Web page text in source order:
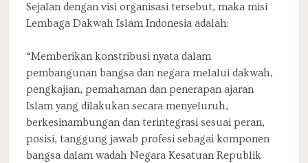
Sejalan dengan visi organisasi tersebut, maka misi
Lembaga Dakwah Islam Indonesia adalah:
“Memberikan konstribusi nyata dalam
pembangunan bangsa dan negara melalui dakwah,
pengkajian, pemahaman dan penerapan ajaran
Islam yang dilakukan secara menyeluruh,
berkesinambungan dan terintegrasi sesuai peran,
posisi, tanggung jawab profesi sebagai komponen
bangsa dalam wadah Negara Kesatuan Republik